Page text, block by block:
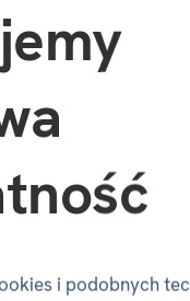
289/13, Karlín
i podobnych